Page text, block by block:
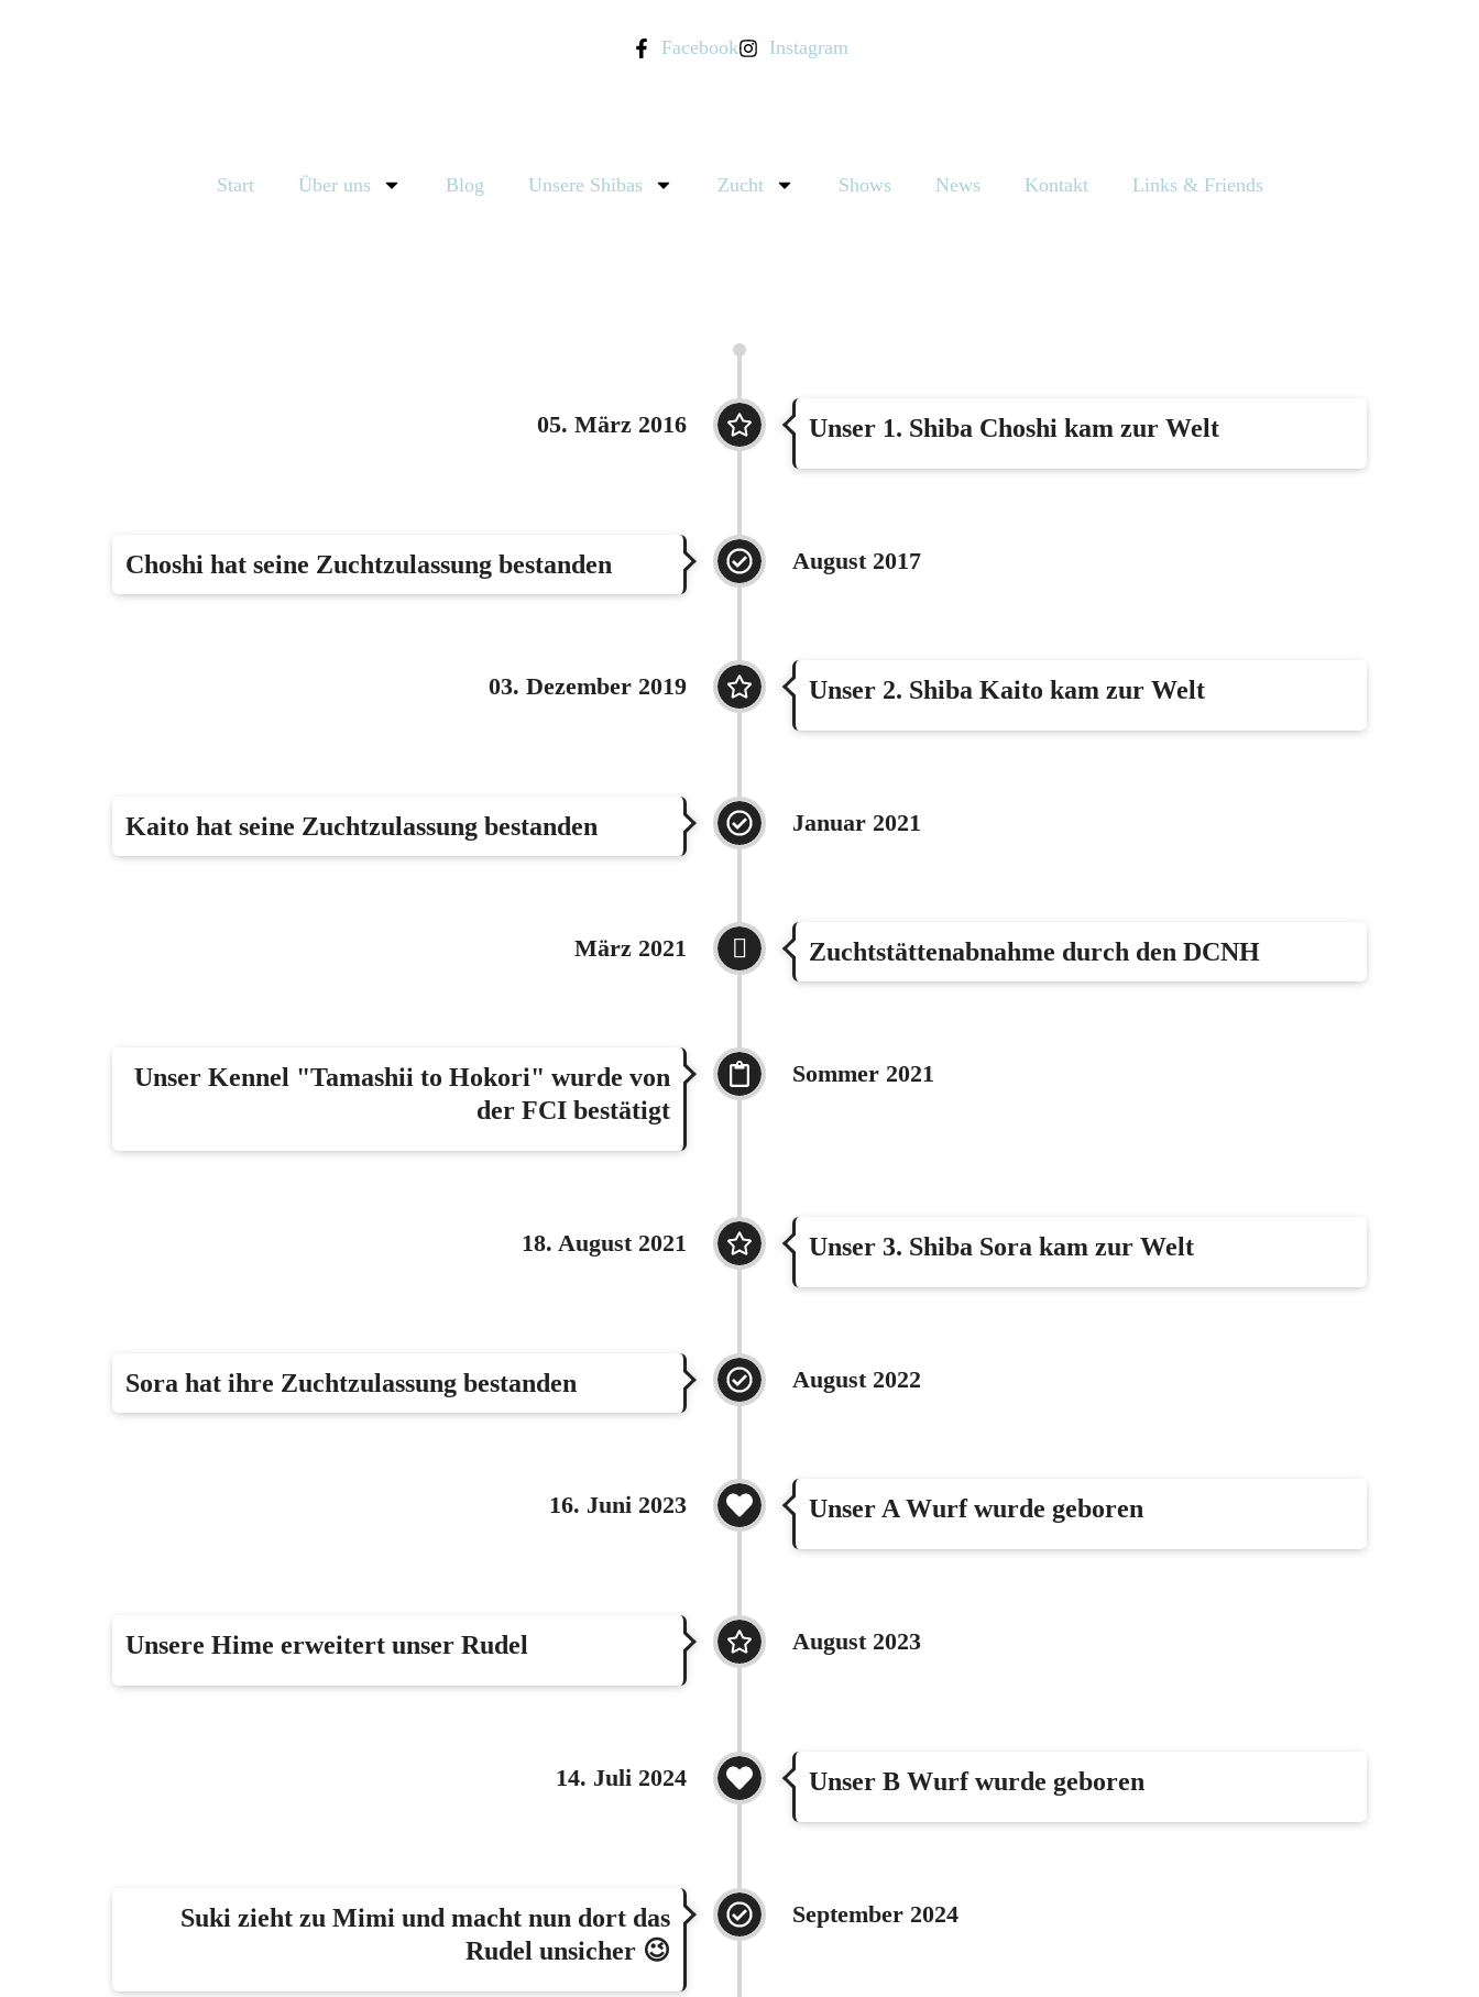
Facebook Instagram
Start Über uns Blog Unsere Shibas Zucht Shows News Kontakt Links & Friends
05. März 2016 Unser 1. Shiba Choshi kam zur Welt
August 2017
Choshi hat seine Zuchtzulassung bestanden
03. Dezember 2019 Unser 2. Shiba Kaito kam zur Welt
Januar 2021
Kaito hat seine Zuchtzulassung bestanden
März 2021 Zuchtstättenabnahme durch den DCNH
Sommer 2021
Unser Kennel "Tamashii to Hokori" wurde von
der FCI bestätigt
18. August 2021 Unser 3. Shiba Sora kam zur Welt
August 2022
Sora hat ihre Zuchtzulassung bestanden
16. Juni 2023 Unser A Wurf wurde geboren
August 2023
Unsere Hime erweitert unser Rudel
14. Juli 2024 Unser B Wurf wurde geboren
September 2024
Suki zieht zu Mimi und macht nun dort das
Rudel unsicher 😉